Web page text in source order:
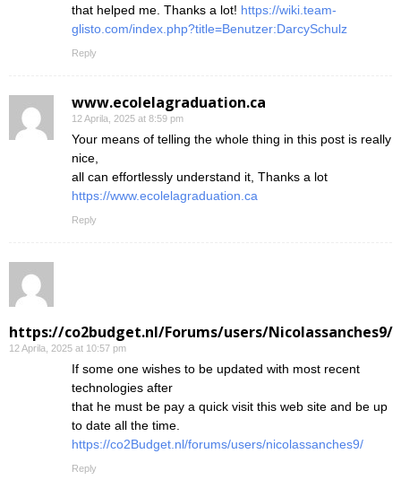
that helped me. Thanks a lot! https://wiki.team-
glisto.com/index.php?title=Benutzer:DarcySchulz
Reply
www.ecolelagraduation.ca
12 Aprila, 2025 at 8:59 pm
Your means of telling the whole thing in this post is really
nice,
all can effortlessly understand it, Thanks a lot
https://www.ecolelagraduation.ca
Reply
https://co2budget.nl/Forums/users/Nicolassanches9/
12 Aprila, 2025 at 10:57 pm
If some one wishes to be updated with most recent
technologies after
that he must be pay a quick visit this web site and be up
to date all the time.
https://co2Budget.nl/forums/users/nicolassanches9/
Reply